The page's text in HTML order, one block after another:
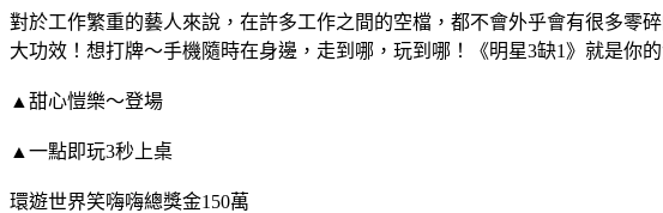
對於工作繁重的藝人來說，在許多工作之間的空檔，都不會外乎會有很多零
大功效！想打牌～手機隨時在身邊，走到哪，玩到哪！《明星3缺1》就是你
▲甜心愷樂～登場
▲一點即玩3秒上桌
環遊世界笑嗨嗨總獎金150萬